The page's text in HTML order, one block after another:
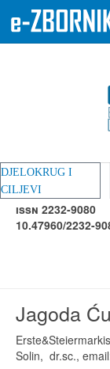
DJELOKRUG I
CILJEVI
ISSN 2232-9080
10.47960/2232-
Jagoda
Solin, dr.sc.,